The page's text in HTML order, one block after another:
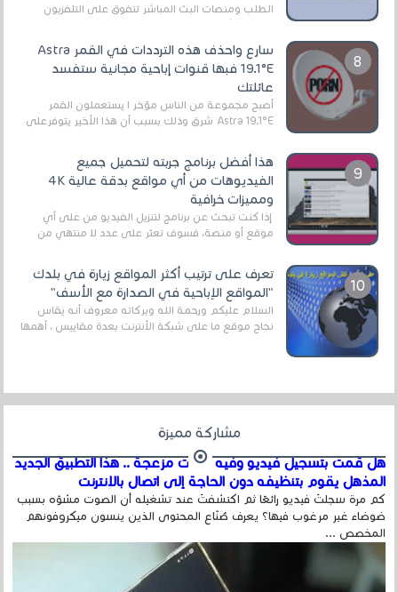
الطلب ومنصات البث المباشر تتفوق على التلفزيون
الرقمي الأرضي التقليدي، يُعدّ IPTV-org خيار...
سارع واحذف هذه الترددات في القمر Astra
19.1°E فبها قنوات إباحية مجانية ستفسد
عائلتك
أصبح مجموعة من الناس مؤخر ا يستعملون القمر
Astra 19.1°E شرق وذلك بسبب أن هذا الأخير يتوفرعلى
هذا أفضل برنامج جربته لتحميل جميع
الفيديوهات من أي مواقع بدقة عالية 4K
ومميزات خرافية
إذا كنت تبحث عن برنامج لتنزيل الفيديو من على أي
موقع أو منصة، فسوف تعثر على عدد لا منتهي من
تعرف على ترتيب أكثر المواقع زيارة في بلدك
"المواقع الإباحية في الصدارة مع الأسف"
السلام عليكم ورحمة الله وبركاته معروف أنه يقاس
نجاح موقع ما على شبكة الأنترنت بعدة مقاييس ، أهمها
مشاركة مميزة
هل قمت بتسجيل فيديو وفيه أصوت مزعجة .. هذا التطبيق الجديد
المذهل يقوم بتنظيفه دون الحاجة إلى اتصال بالإنترنت
كم مرة سجلتَ فيديو رائعًا ثم اكتشفتَ عند تشغيله أن الصوت مشوّه بسبب
ضوضاء غير مرغوب فيها؟ يعرف صُنّاع المحتوى الذين ينسون ميكروفونهم
المخصص ...